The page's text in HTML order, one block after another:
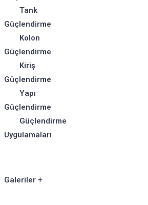
Tank
Güçlendirme
Kolon
Güçlendirme
Kiriş
Güçlendirme
Yapı
Güçlendirme
Güçlendirme
Uygulamaları
Galeriler